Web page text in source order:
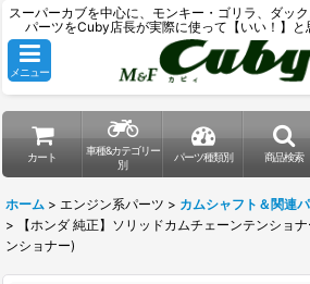
スーパーカブを中心に、モンキー・ゴリラ、ダッ
パーツをCuby店長が実際に使って【いい！】と
メニュー
カート
車種&カテゴリー
別
パーツ種類別 商品検索
ホーム > エンジン系パーツ > カムシャフト＆関連
>
【ホンダ 純正】ソリッドカムチェーンテンショ
ンショナー)